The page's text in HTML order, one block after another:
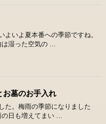
よいよ夏本番への季節ですね。
湿った空気の ...
お墓のお手入れ
た。梅雨の季節になりました
日も増えてまい ...